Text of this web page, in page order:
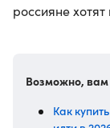
россияне
Возможно, вам
Как